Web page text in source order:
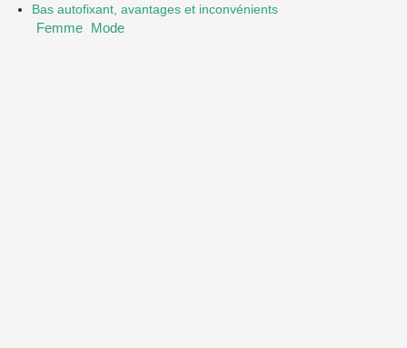
Bas autofixant, avantages et inconvénients
Femme Mode